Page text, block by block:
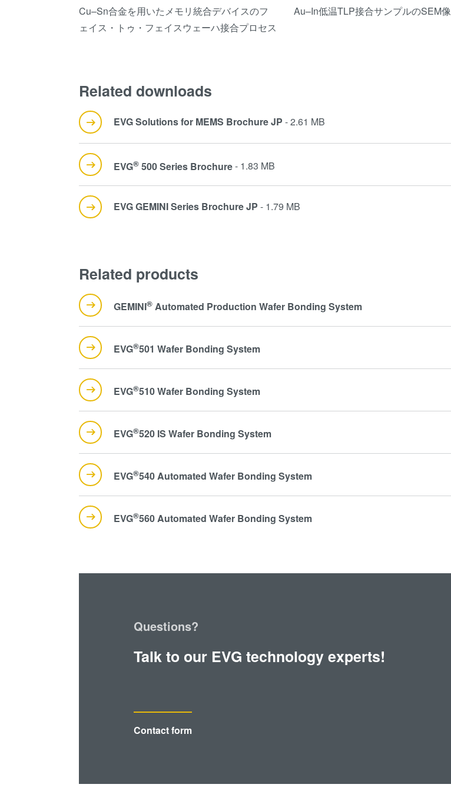
Cu–Sn合金を用いたメモリ統合デバイスのフ
ェイス・トゥ・フェイスウェーハ接合プロセス
Au–In低温TLP接合サンプルのSEM像
Related downloads
EVG Solutions for MEMS Brochure JP - 2.61 MB
EVG® 500 Series Brochure- 1.83 MB
EVG GEMINI Series Brochure JP - 1.79 MB
Related products
GEMINI® Automated Production Wafer Bonding System
EVG®501 Wafer Bonding System
EVG®510 Wafer Bonding System
EVG®520 IS Wafer Bonding System
EVG®540 Automated Wafer Bonding System
EVG®560 Automated Wafer Bonding System
Talk to our EVG technology experts!
Questions?
Contact form